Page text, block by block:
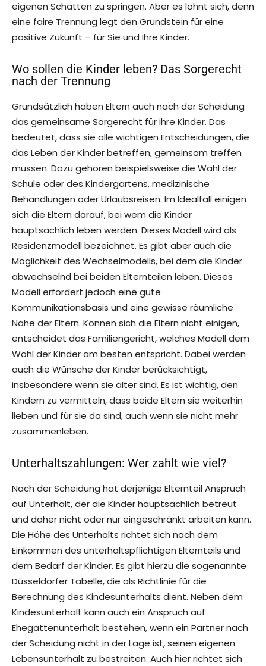
eigenen Schatten zu springen. Aber es lohnt sich, denn
eine faire Trennung legt den Grundstein für eine
positive Zukunft – für Sie und Ihre Kinder.
Wo sollen die Kinder leben? Das Sorgerecht
nach der Trennung
Grundsätzlich haben Eltern auch nach der Scheidung
das gemeinsame Sorgerecht für ihre Kinder. Das
bedeutet, dass sie alle wichtigen Entscheidungen, die
das Leben der Kinder betreffen, gemeinsam treffen
müssen. Dazu gehören beispielsweise die Wahl der
Schule oder des Kindergartens, medizinische
Behandlungen oder Urlaubsreisen. Im Idealfall einigen
sich die Eltern darauf, bei wem die Kinder
hauptsächlich leben werden. Dieses Modell wird als
Residenzmodell bezeichnet. Es gibt aber auch die
Möglichkeit des Wechselmodells, bei dem die Kinder
abwechselnd bei beiden Elternteilen leben. Dieses
Modell erfordert jedoch eine gute
Kommunikationsbasis und eine gewisse räumliche
Nähe der Eltern. Können sich die Eltern nicht einigen,
entscheidet das Familiengericht, welches Modell dem
Wohl der Kinder am besten entspricht. Dabei werden
auch die Wünsche der Kinder berücksichtigt,
insbesondere wenn sie älter sind. Es ist wichtig, den
Kindern zu vermitteln, dass beide Eltern sie weiterhin
lieben und für sie da sind, auch wenn sie nicht mehr
zusammenleben.
Unterhaltszahlungen: Wer zahlt wie viel?
Nach der Scheidung hat derjenige Elternteil Anspruch
auf Unterhalt, der die Kinder hauptsächlich betreut
und daher nicht oder nur eingeschränkt arbeiten kann.
Die Höhe des Unterhalts richtet sich nach dem
Einkommen des unterhaltspflichtigen Elternteils und
dem Bedarf der Kinder. Es gibt hierzu die sogenannte
Düsseldorfer Tabelle, die als Richtlinie für die
Berechnung des Kindesunterhalts dient. Neben dem
Kindesunterhalt kann auch ein Anspruch auf
Ehegattenunterhalt bestehen, wenn ein Partner nach
der Scheidung nicht in der Lage ist, seinen eigenen
Lebensunterhalt zu bestreiten. Auch hier richtet sich